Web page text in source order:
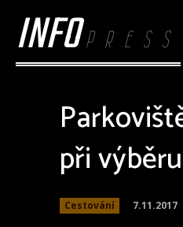
INFO PRESS
při
Cestování 7.11.2017